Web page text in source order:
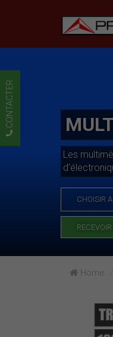
Les
CHOISIR
Home
CONTACTER